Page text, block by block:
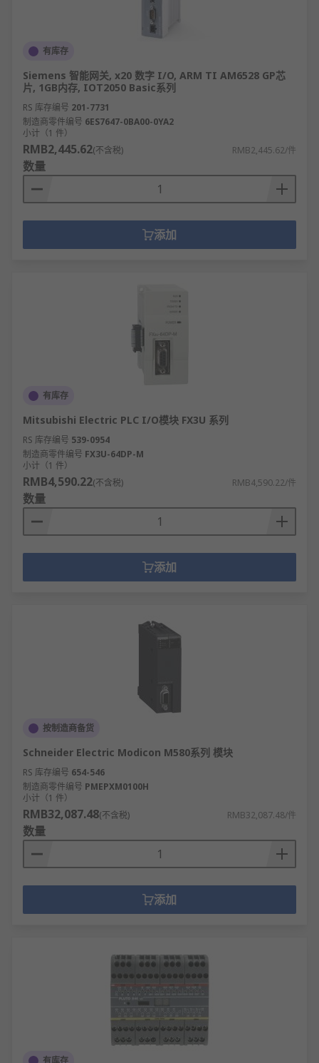
有库存
Siemens 智能网关, x20 数字 I/O, ARM TI AM6528 GP芯
片, 1GB内存, IOT2050 Basic系列
RS 库存编号 201-7731
制造商零件编号 6ES7647-0BA00-0YA2
小计（1 件）
RMB2,445.62(不含税) RMB2,445.62/件
数量
添加
有库存
Mitsubishi Electric PLC I/O模块 FX3U 系列
RS 库存编号 539-0954
制造商零件编号 FX3U-64DP-M
小计（1 件）
RMB4,590.22(不含税) RMB4,590.22/件
数量
添加
按制造商备货
Schneider Electric Modicon M580系列 模块
RS 库存编号 654-546
制造商零件编号 PMEPXM0100H
小计（1 件）
RMB32,087.48(不含税) RMB32,087.48/件
数量
添加
有库存